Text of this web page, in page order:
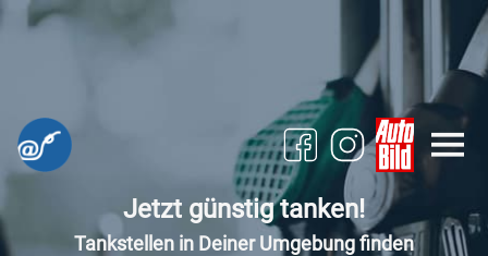
Jetzt günstig tanken!
Tankstellen in Deiner Umgebung finden